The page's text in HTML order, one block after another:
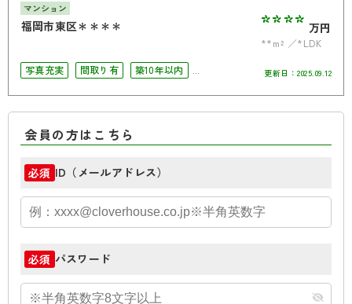
マンション
福岡市東区＊＊＊＊ **** 万円
**m²
*LDK
写真充実
間取り有
築10年以内
バリアフリー
角部屋
更新日： 2025.09.12
会員の方はこちら
必須 ID（メールアドレス）
必須 パスワード